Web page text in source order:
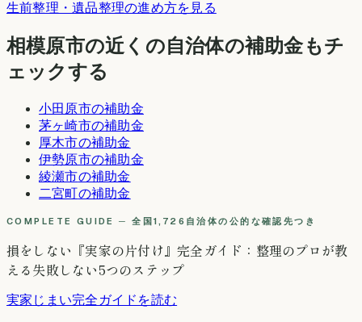
生前整理・遺品整理の進め方を見る
相模原市の近くの自治体の補助金もチ
ェックする
小田原市の補助金
茅ヶ崎市の補助金
厚木市の補助金
伊勢原市の補助金
綾瀬市の補助金
二宮町の補助金
COMPLETE GUIDE ─ 全国1,726自治体の公的な確認先つき
損をしない『実家の片付け』完全ガイド：整理のプロが教
える失敗しない5つのステップ
実家じまい完全ガイドを読む